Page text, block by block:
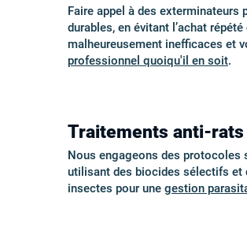
Faire appel à des exterminateurs
durables, en évitant l’achat
malheureusement inefficaces et
professionnel quoiqu'il en soit.
Traitements anti-
Nous engageons des
utilisant des biocides sélectifs et
insectes pour une gestion